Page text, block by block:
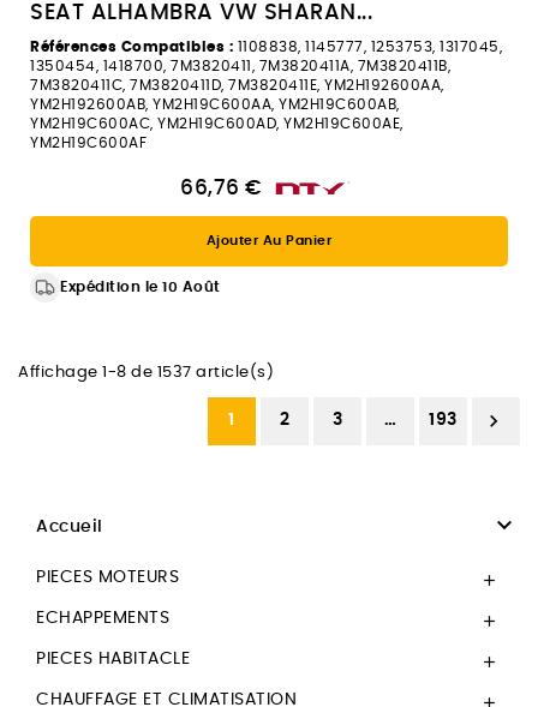
SEAT ALHAMBRA VW SHARAN...
Références Compatibles : 1108838, 1145777, 1253753, 1317045,
1350454, 1418700, 7M3820411, 7M3820411A, 7M3820411B,
7M3820411C, 7M3820411D, 7M3820411E, YM2H192600AA,
YM2H192600AB, YM2H19C600AA, YM2H19C600AB,
YM2H19C600AC, YM2H19C600AD, YM2H19C600AE,
YM2H19C600AF
66,76 €
Ajouter Au Panier
Expédition le 10 Août
Affichage 1-8 de 1537 article(s)
1 2 3 … 193 
Accueil 
PIECES MOTEURS 
ECHAPPEMENTS 
PIECES HABITACLE 
CHAUFFAGE ET CLIMATISATION 